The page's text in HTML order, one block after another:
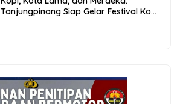
Tanjungpinang Siap Gelar Festival Kopi